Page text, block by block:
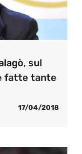
sul
fatte tante
17/04/2018